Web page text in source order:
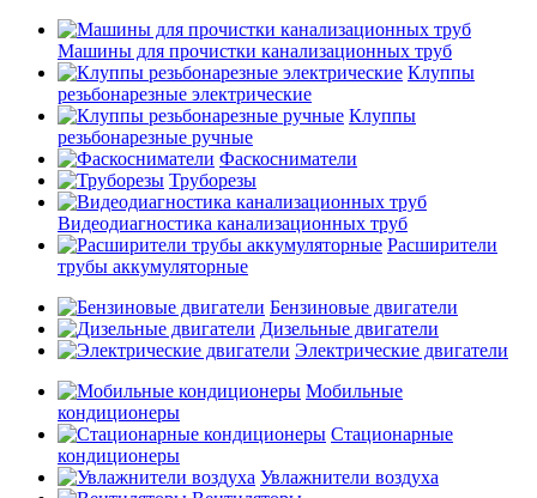
Машины для прочистки канализационных труб
Клуппы
резьбонарезные электрические
Клуппы
резьбонарезные ручные
Фаскосниматели
Труборезы
Видеодиагностика канализационных труб
Расширители
трубы аккумуляторные
Бензиновые двигатели
Дизельные двигатели
Электрические двигатели
Мобильные
кондиционеры
Стационарные
кондиционеры
Увлажнители воздуха